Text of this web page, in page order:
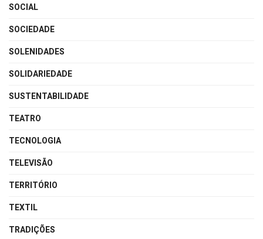
SOCIAL
SOCIEDADE
SOLENIDADES
SOLIDARIEDADE
SUSTENTABILIDADE
TEATRO
TECNOLOGIA
TELEVISÃO
TERRITÓRIO
TEXTIL
TRADIÇÕES